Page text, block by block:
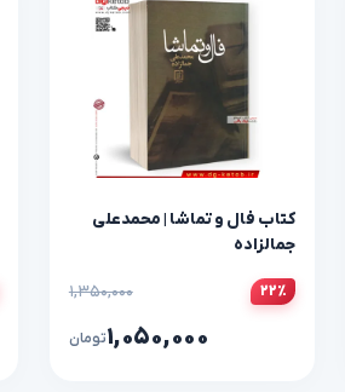
کتاب فال و تماشا | محمدعلی
جمالزاده
۲۲٪ ۱,۳۵۰,۰۰۰
۱,۰۵۰,۰۰۰تومان